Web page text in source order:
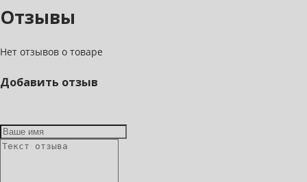
Отзывы
Нет отзывов о товаре
Добавить отзыв